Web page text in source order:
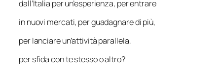
dall’Italia per un’esperienza, per entrare
in nuovi mercati, per guadagnare di più,
per lanciare un’attività parallela,
per sfida con te stesso o altro?